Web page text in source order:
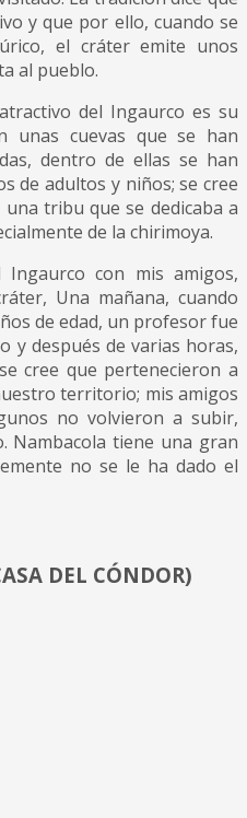
y que por ello, cuando se
el cráter emite unos
al pueblo.
del Ingaurco es su
unas cuevas que se han
dentro de ellas se han
de adultos y niños; se cree
tribu que se dedicaba a
de la chirimoya.
con mis amigos,
Una mañana, cuando
de edad, un profesor fue
y después de varias horas,
cree que pertenecieron a
territorio; mis amigos
no volvieron a subir,
Nambacola tiene una gran
no se le ha dado el
DEL CÓNDOR)